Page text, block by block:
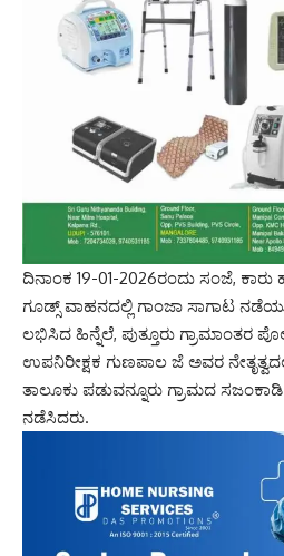
ದಿನಾಂಕ 19-01-2026ರಂದು ಸಂಜೆ,
ಗೂಡ್ಸ್ ವಾಹನದಲ್ಲಿ ಗಾಂಜಾ ಸಾಗಾಟ
ಲಭಿಸಿದ ಹಿನ್ನೆಲೆ, ಪುತ್ತೂರು ಗ್ರಾಮಾಂತರ
ಉಪನಿರೀಕ್ಷಕ ಗುಣಪಾಲ ಜೆ ಅವರ
ತಾಲೂಕು ಪಡುವನ್ನೂರು ಗ್ರಾಮದ
ನಡೆಸಿದರು.